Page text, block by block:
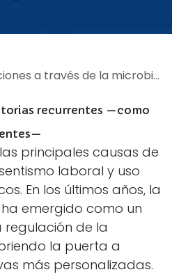
través de la microbiota: caso clínico
recurrentes —como
principales causas de
laboral y uso
En los últimos años, la
emergido como un
de la
la puerta a
más personalizadas.